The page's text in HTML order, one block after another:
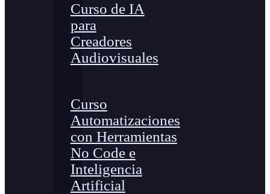
Curso de IA
para
Creadores
Audiovisuales
Curso
Automatizaciones
con Herramientas
No Code e
Inteligencia
Artificial